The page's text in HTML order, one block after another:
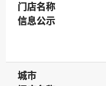
门店名称
门店名称
信息公示
信息公示
城市
城市